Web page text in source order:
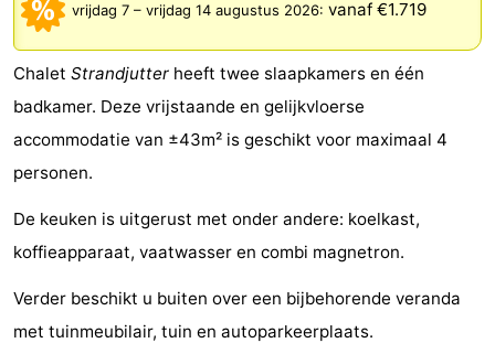
Bad
Meersee
Beach
Nieuwvliet-
Bad
-
Meulinge
EuroParcs
Cadzand
-
Hoogduin
-
Résidence
Resort
-
vrijdag 7 – vrijdag 14 augustus 2026: vanaf €1.719
Chalet Strandjutter heeft twee slaapkamers en één
badkamer. Deze vrijstaande en gelijkvloerse
accommodatie van ±43m² is geschikt voor maximaal 4
personen.
De keuken is uitgerust met onder andere: koelkast,
koffieapparaat, vaatwasser en combi magnetron.
Verder beschikt u buiten over een bijbehorende veranda
met tuinmeubilair, tuin en autoparkeerplaats.